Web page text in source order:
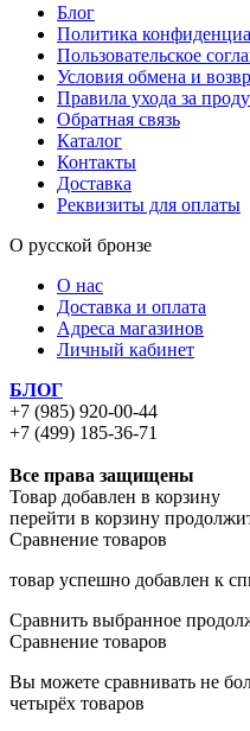
Блог
Политика
Пользовательское
Условия обмена и
Правила ухода за
Обратная связь
Каталог
Контакты
Доставка
Реквизиты для оплаты
О русской бронзе
О нас
Доставка и оплата
Адреса магазинов
Личный кабинет
БЛОГ
+7 (985) 920-00-44
+7 (499) 185-36-71
Все права защищены
Товар добавлен в корзину
перейти в корзину
Сравнение товаров
товар успешно добавлен к
Сравнить выбранное
Сравнение товаров
Вы можете сравнивать не
четырёх товаров